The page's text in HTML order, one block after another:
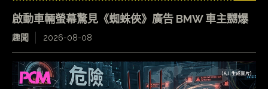
啟動車輛螢幕驚見《蜘蛛俠》廣告 BMW 車主嬲爆
趣聞 2026-08-08